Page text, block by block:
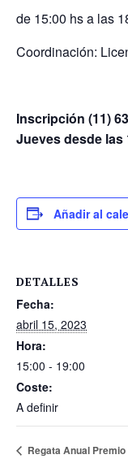
de 15:00 hs a las
Coordinación:
Inscripción (11)
Jueves desde las
Añadir al
DETALLES
Fecha:
abril 15, 2023
Hora:
15:00 - 19:00
Coste:
A definir
Regata Anual